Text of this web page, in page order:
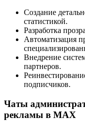
Создание
статистикой.
Разработка
Автоматизация
Внедрение
партнеров.
подписчиков.
Чаты
рекламы в MAX